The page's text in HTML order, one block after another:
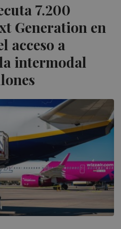
7.200
Generation en
acceso a
intermodal